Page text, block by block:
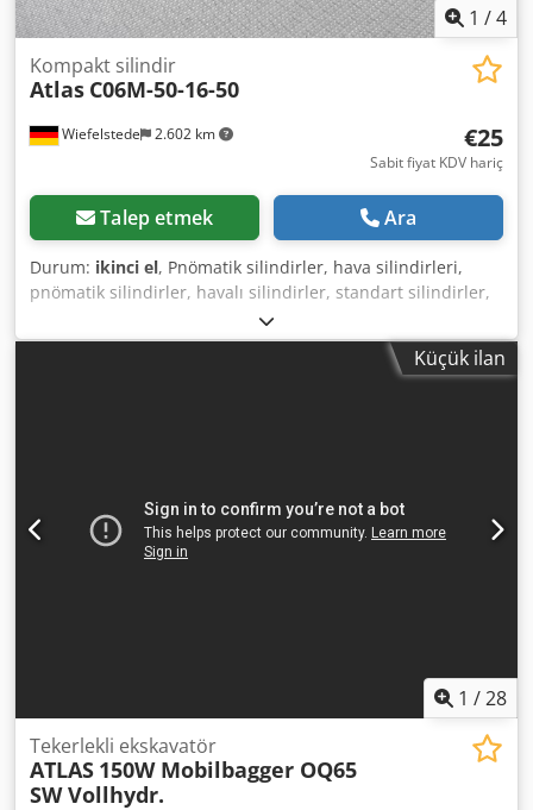
1 /4
Wiefelstede 2.602 km
Kompakt silindir
Atlas C06M-50-16-50
€25
Sabit fiyat KDV hariç
Talep etmek Ara
Durum: ikinci el, Pnömatik silindirler, hava silindirleri,
pnömatik silindirler, havalı silindirler, standart silindirler,
kompakt silindirler -Strok: 50 mm -Piston çapı: 50 mm -
Piston kolu: 16 mm -Fiyat: parça başına -Sayı: 2 adet -
Boyutlar: 100/65 / H65 mm -Ağırlık: 0,75 kg / adetKüçük ilan
1 /28
Tekerlekli ekskavatör
ATLAS 150W Mobilbagger OQ65
SW Vollhydr.